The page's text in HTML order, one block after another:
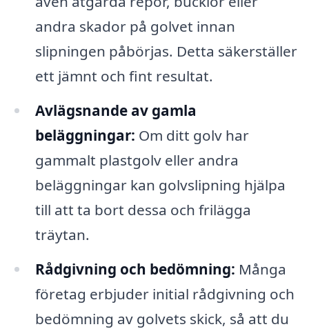
andra skador på golvet innan
slipningen påbörjas. Detta säkerställer
ett jämnt och fint resultat.
Avlägsnande av gamla
beläggningar: Om ditt golv har
gammalt plastgolv eller andra
beläggningar kan golvslipning hjälpa
till att ta bort dessa och frilägga
träytan.
Rådgivning och bedömning: Många
företag erbjuder initial rådgivning och
bedömning av golvets skick, så att du